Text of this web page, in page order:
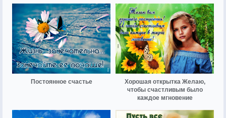
Постоянное счастье
Хорошая открытка Желаю,
чтобы счастливым было
каждое мгновение